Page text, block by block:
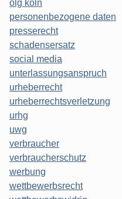
olg köln
personenbezogene daten
presserecht
schadensersatz
social media
unterlassungsanspruch
urheberrecht
urheberrechtsverletzung
urhg
uwg
verbraucher
verbraucherschutz
werbung
wettbewerbsrecht